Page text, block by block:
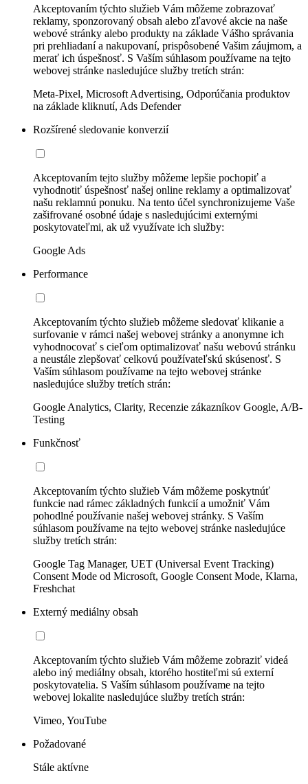
Akceptovaním týchto služieb Vám môžeme zobrazovať
reklamy, sponzorovaný obsah alebo zľavové akcie na naše
webové stránky alebo produkty na základe Vášho správania
pri prehliadaní a nakupovaní, prispôsobené Vašim záujmom, a
merať ich úspešnosť. S Vaším súhlasom používame na tejto
webovej stránke nasledujúce služby tretích strán:
Meta-Pixel, Microsoft Advertising, Odporúčania produktov
na základe kliknutí, Ads Defender
Rozšírené sledovanie konverzií
Akceptovaním tejto služby môžeme lepšie pochopiť a
vyhodnotiť úspešnosť našej online reklamy a optimalizovať
našu reklamnú ponuku. Na tento účel synchronizujeme Vaše
zašifrované osobné údaje s nasledujúcimi externými
poskytovateľmi, ak už využívate ich služby:
Google Ads
Performance
Akceptovaním týchto služieb môžeme sledovať klikanie a
surfovanie v rámci našej webovej stránky a anonymne ich
vyhodnocovať s cieľom optimalizovať našu webovú stránku
a neustále zlepšovať celkovú používateľskú skúsenosť. S
Vaším súhlasom používame na tejto webovej stránke
nasledujúce služby tretích strán:
Google Analytics, Clarity, Recenzie zákazníkov Google, A/B-
Testing
Funkčnosť
Akceptovaním týchto služieb Vám môžeme poskytnúť
funkcie nad rámec základných funkcií a umožniť Vám
pohodlné používanie našej webovej stránky. S Vaším
súhlasom používame na tejto webovej stránke nasledujúce
služby tretích strán:
Google Tag Manager, UET (Universal Event Tracking)
Consent Mode od Microsoft, Google Consent Mode, Klarna,
Freshchat
Externý mediálny obsah
Akceptovaním týchto služieb Vám môžeme zobraziť videá
alebo iný mediálny obsah, ktorého hostiteľmi sú externí
poskytovatelia. S Vaším súhlasom používame na tejto
webovej lokalite nasledujúce služby tretích strán:
Vimeo, YouTube
Požadované
Stále aktívne